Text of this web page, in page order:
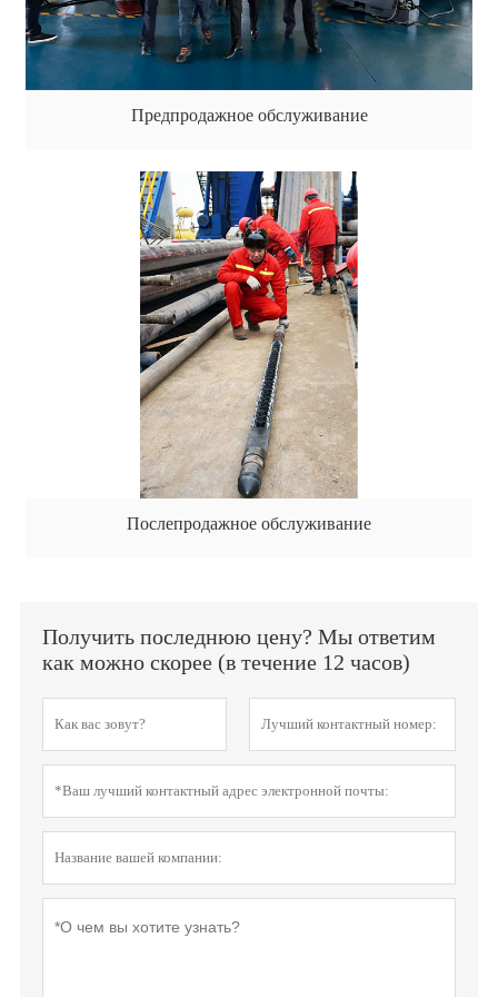
Предпродажное обслуживание
Послепродажное обслуживание
Получить последнюю цену? Мы ответим
как можно скорее (в течение 12 часов)